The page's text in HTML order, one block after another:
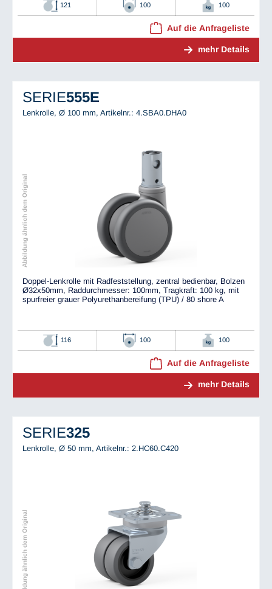
121 100 100
Auf die Anfrageliste
mehr Details
SERIE555E
Lenkrolle, Ø 100 mm, Artikelnr.: 4.SBA0.DHA0
Abbildung ähnlich dem Original
Doppel-Lenkrolle mit Radfeststellung, zentral bedienbar, Bolzen
Ø32x50mm, Raddurchmesser: 100mm, Tragkraft: 100 kg, mit
spurfreier grauer Polyurethanbereifung (TPU) / 80 shore A
116 100 100
Auf die Anfrageliste
mehr Details
SERIE325
Lenkrolle, Ø 50 mm, Artikelnr.: 2.HC60.C420
Abbildung ähnlich dem Original